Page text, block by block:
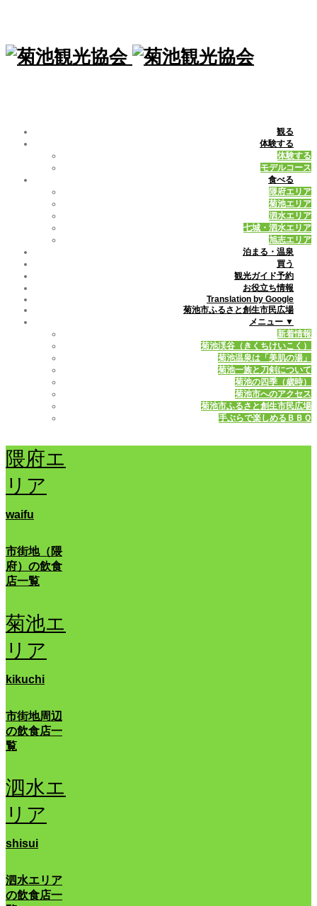
観る
体験する
体験する
モデルコース
食べる
隈府エリア
菊池エリア
泗水エリア
七城・泗水エリア
旭志エリア
泊まる・温泉
買う
観光ガイド予約
お役立ち情報
Translation by Google
菊池市ふるさと創生市民広場
メニュー ▼
新着情報
菊池渓谷（きくちけいこく）
菊池温泉は「美肌の湯」
菊池一族と刀剣について
菊池の四季（歳時）
菊池市へのアクセス
菊池市ふるさと創生市民広場
手ぶらで楽しめるＢＢＱ
隈府エ
リア
waifu
市街地（隈
府）の飲食
店一覧
菊池エ
リア
kikuchi
市街地周辺
の飲食店一
覧
泗水エ
リア
shisui
泗水エリア
の飲食店一